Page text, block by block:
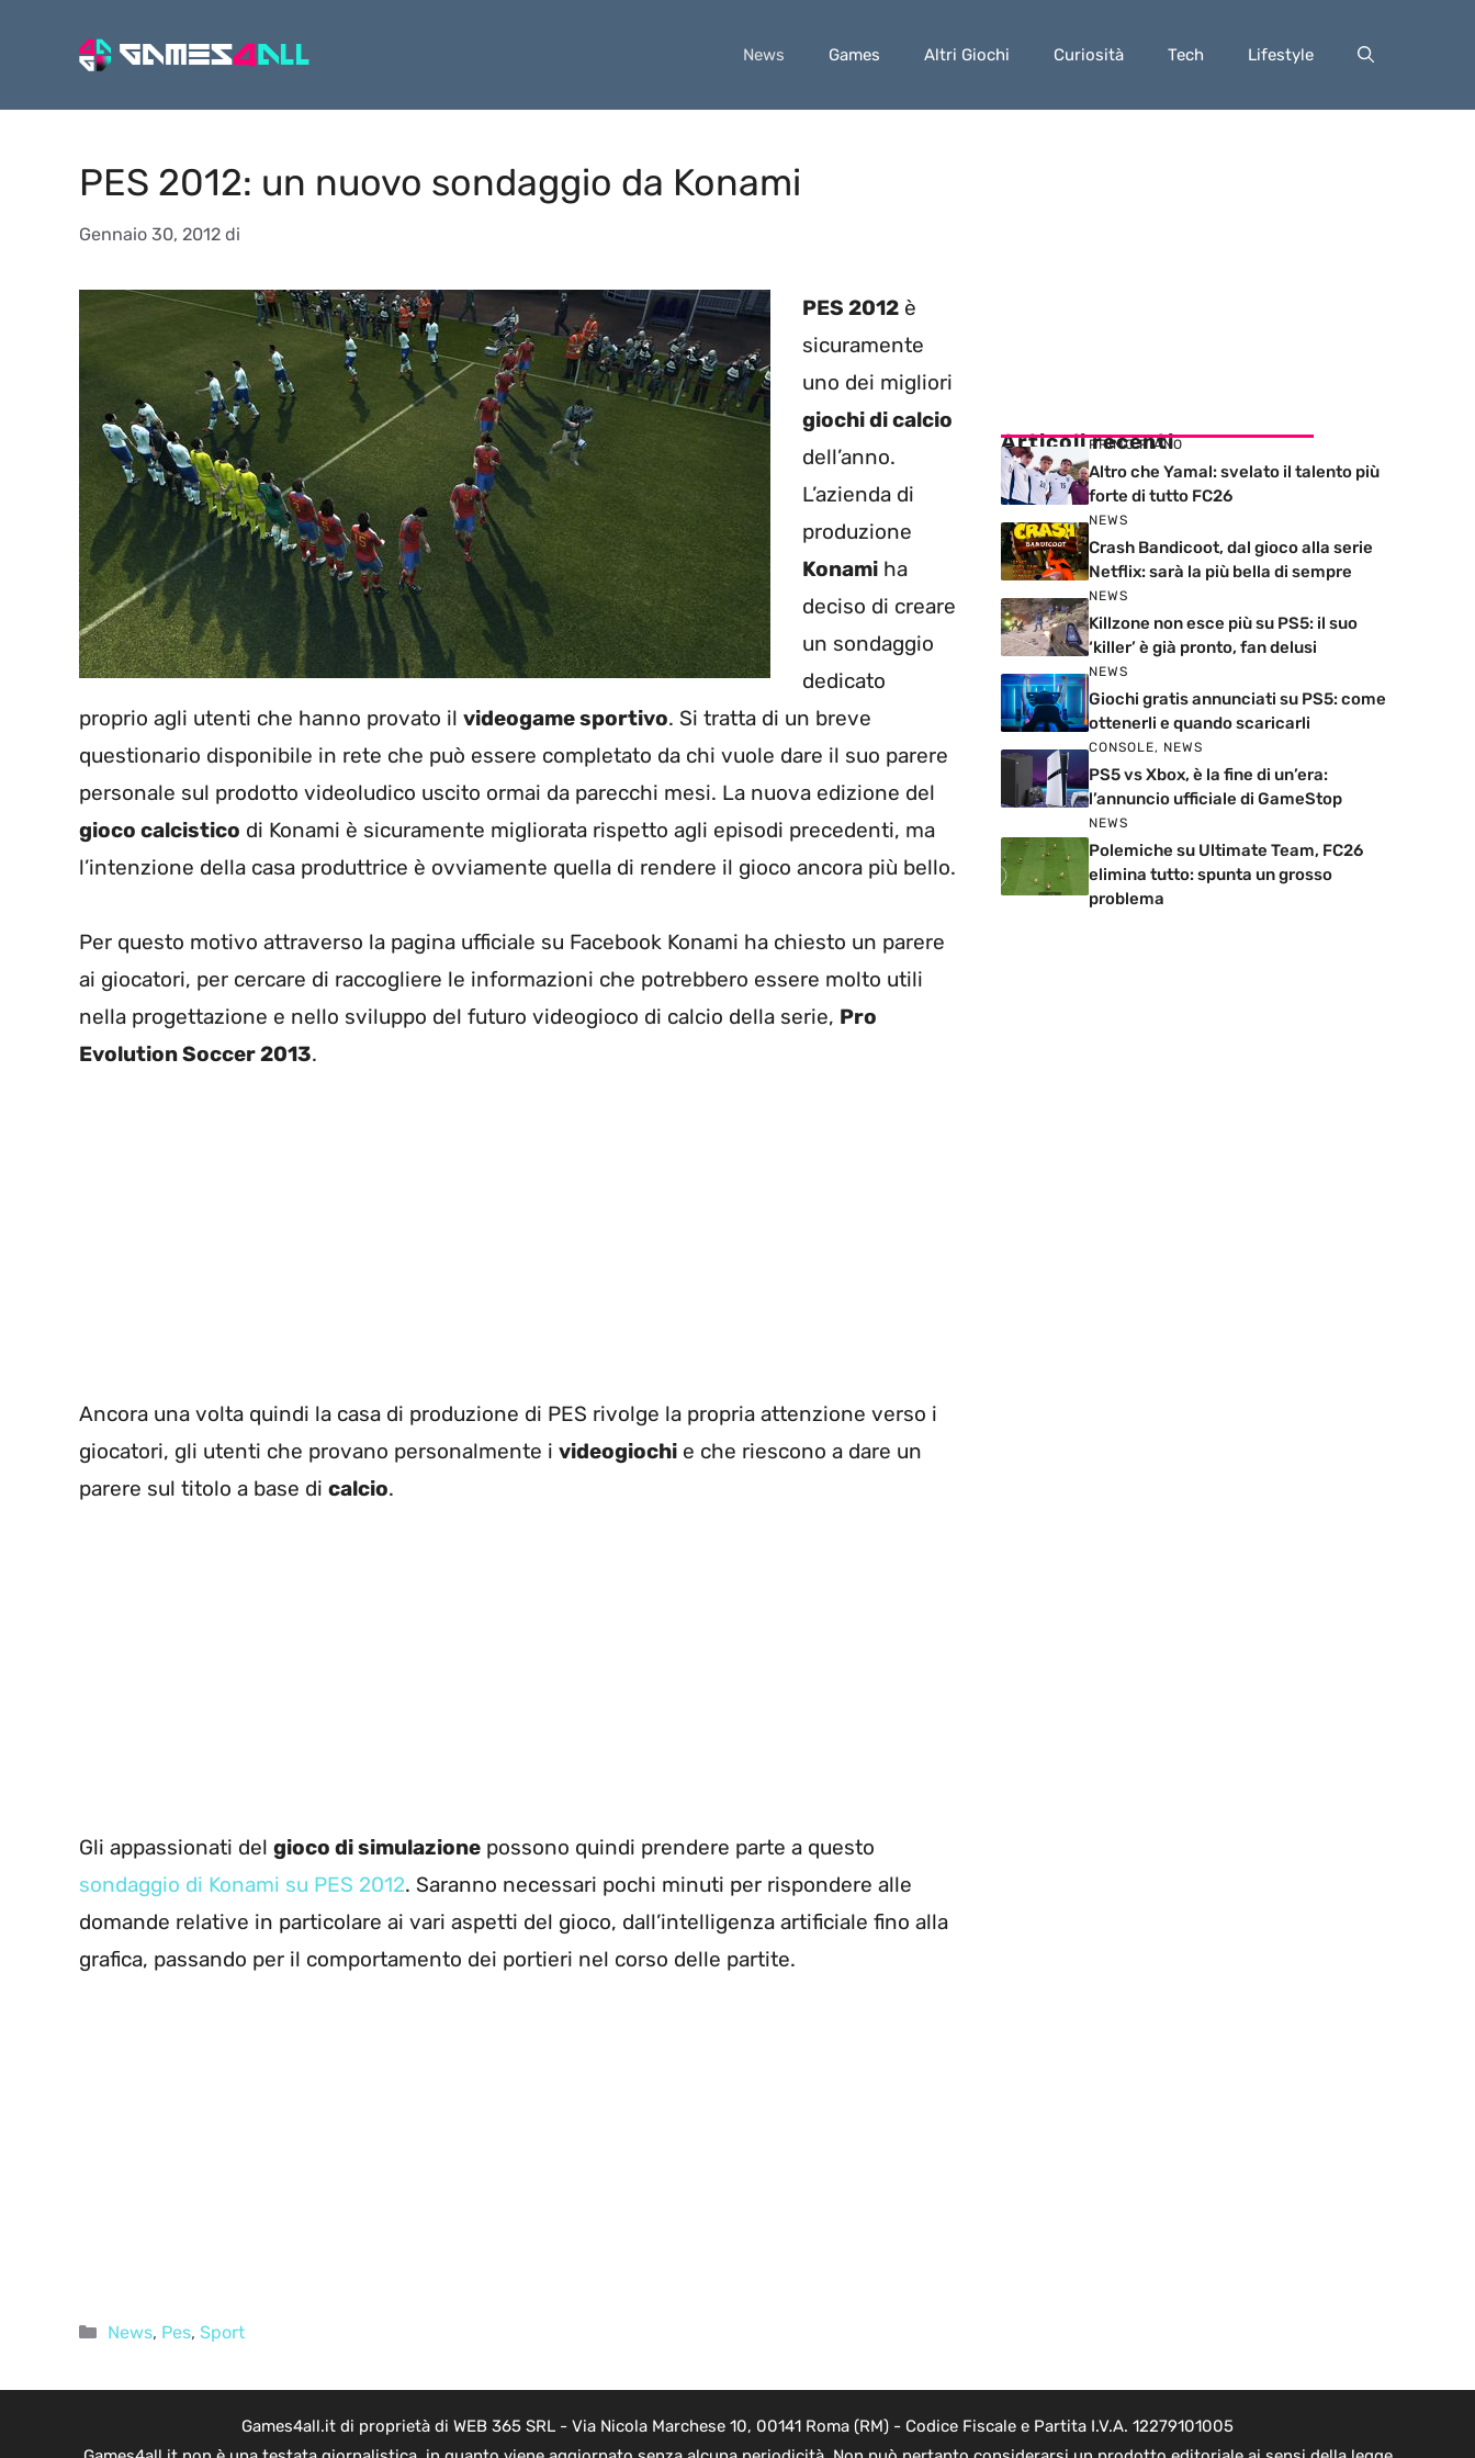
News Games Altri Giochi Curiosità Tech Lifestyle
PES 2012: un nuovo sondaggio da Konami
Gennaio 30, 2012 di
PES 2012è
sicuramente
uno dei migliori
giochi di calcio
dell’anno.
L’azienda di
produzione
Konamiha
deciso di creare
un sondaggio
dedicato
proprio agli utenti che hanno provato il videogame sportivo. Si tratta di un breve
questionario disponibile in rete che può essere completato da chi vuole dare il suo parere
personale sul prodotto videoludico uscito ormai da parecchi mesi. La nuova edizione del
gioco calcistico di Konami è sicuramente migliorata rispetto agli episodi precedenti, ma
l’intenzione della casa produttrice è ovviamente quella di rendere il gioco ancora più bello.
Per questo motivo attraverso la pagina ufficiale su Facebook Konami ha chiesto un parere
ai giocatori, per cercare di raccogliere le informazioni che potrebbero essere molto utili
nella progettazione e nello sviluppo del futuro videogioco di calcio della serie, Pro
Evolution Soccer 2013.
Ancora una volta quindi la casa di produzione di PES rivolge la propria attenzione verso i
giocatori, gli utenti che provano personalmente i videogiochi e che riescono a dare un
parere sul titolo a base di calcio.
Gli appassionati del gioco di simulazione possono quindi prendere parte a questo
sondaggio di Konami su PES 2012. Saranno necessari pochi minuti per rispondere alle
domande relative in particolare ai vari aspetti del gioco, dall’intelligenza artificiale fino alla
grafica, passando per il comportamento dei portieri nel corso delle partite.
Categorie
News, Pes, Sport
Articoli recenti
PRIMO PIANO
Altro che Yamal: svelato il talento più
forte di tutto FC26
NEWS
Crash Bandicoot, dal gioco alla serie
Netflix: sarà la più bella di sempre
NEWS
Killzone non esce più su PS5: il suo
‘killer’ è già pronto, fan delusi
NEWS
Giochi gratis annunciati su PS5: come
ottenerli e quando scaricarli
CONSOLE, NEWS
PS5 vs Xbox, è la fine di un’era:
l’annuncio ufficiale di GameStop
NEWS
Polemiche su Ultimate Team, FC26
elimina tutto: spunta un grosso
problema
Games4all.it di proprietà di WEB 365 SRL - Via Nicola Marchese 10, 00141 Roma (RM) - Codice Fiscale e Partita I.V.A. 12279101005